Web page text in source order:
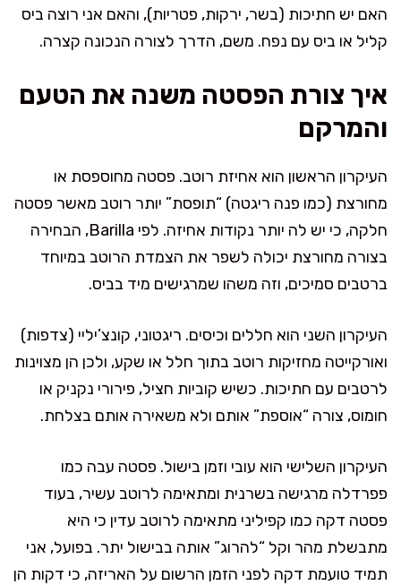
האם יש חתיכות (בשר, ירקות, פטריות), והאם אני רוצה ביס
קליל או ביס עם נפח. משם, הדרך לצורה הנכונה קצרה.
איך צורת הפסטה משנה את הטעם
והמרקם
העיקרון הראשון הוא אחיזת רוטב. פסטה מחוספסת או
מחורצת (כמו פנה ריגטה) “תופסת” יותר רוטב מאשר פסטה
חלקה, כי יש לה יותר נקודות אחיזה. לפי Barilla, הבחירה
בצורה מחורצת יכולה לשפר את הצמדת הרוטב במיוחד
ברטבים סמיכים, וזה משהו שמרגישים מיד בביס.
העיקרון השני הוא חללים וכיסים. ריגטוני, קונצ’יליי (צדפות)
ואורקייטה מחזיקות רוטב בתוך חלל או שקע, ולכן הן מצוינות
לרטבים עם חתיכות. כשיש קוביות חציל, פירורי נקניק או
חומוס, צורה “אוספת” אותם ולא משאירה אותם בצלחת.
העיקרון השלישי הוא עובי וזמן בישול. פסטה עבה כמו
פפרדלה מרגישה בשרנית ומתאימה לרוטב עשיר, בעוד
פסטה דקה כמו קפיליני מתאימה לרוטב עדין כי היא
מתבשלת מהר וקל “להרוג” אותה בבישול יתר. בפועל, אני
תמיד טועמת דקה לפני הזמן הרשום על האריזה, כי דקות הן